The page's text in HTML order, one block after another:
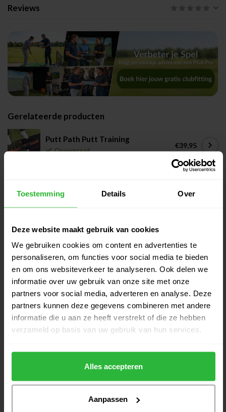
Toestemming Details Over
Deze website maakt gebruik van cookies
We gebruiken cookies om content en advertenties te
personaliseren, om functies voor social media te bieden
en om ons websiteverkeer te analyseren. Ook delen we
informatie over uw gebruik van onze site met onze
partners voor social media, adverteren en analyse. Deze
partners kunnen deze gegevens combineren met andere
informatie die u aan ze heeft verstrekt of die ze hebben
verzameld op basis van uw gebruik van hun services.
Alles accepteren
Aanpassen
Reviews
Gerelateerde producten
Putt Path Putt Training
Op voorraad
€39,95
Op voorraad
€34,95
Putting Mirror 30 cm
Op voorraad
€29,95
Heeft u vragen over het product?
Of heeft u hulp nodig bij het bestellen? Neem gerust contact
klantenservice@golfshopsonline.com. Wij helpen u graag